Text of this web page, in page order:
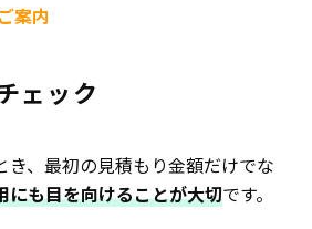
案内
ェック
き、最初の見積もり金額だけでな
にも目を向けることが大切です。